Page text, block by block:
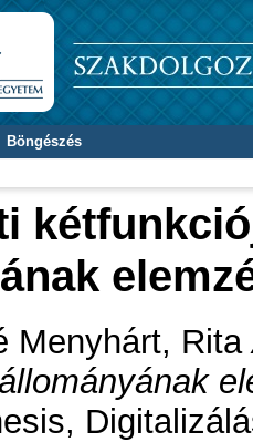
Böngészés
Menyhárt, Rita